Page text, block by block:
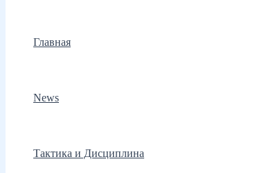
Главная
News
Тактика и Дисциплина